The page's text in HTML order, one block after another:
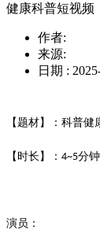
健康科普短视频
作者:
来源:
日期 :
【题材】：科普健
【时长】： 4~5分钟
演员：